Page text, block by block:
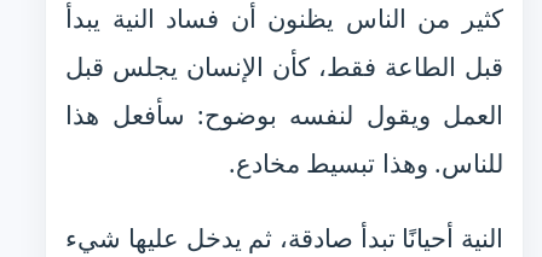
كثير من الناس يظنون أن فساد النية يبدأ
قبل الطاعة فقط، كأن الإنسان يجلس قبل
العمل ويقول لنفسه بوضوح: سأفعل هذا
للناس. وهذا تبسيط مخادع.
النية أحيانًا تبدأ صادقة، ثم يدخل عليها شيء